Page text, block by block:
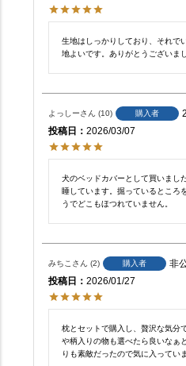
生地はしっかりしており、それで
地よいです。ありがとうございま
よっしー 10 購入者
投稿日
2026/03/07
犬のベッドカバーとして買いまし
睡しています。掘っているところ
うでどこもほつれていません。
みちこ 2 購入者
非
投稿日
2026/01/27
枕とセットで購入し、贅沢な気分
や柄入りの物も選べたら良いなぁ
りも素敵だったので気に入ってい